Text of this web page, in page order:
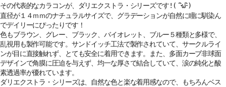
その代表的なカラコンが、ダリエクストラ・シリーズです!( ･ิω･ิ)
直径が１４ｍｍのナチュラルサイズで、グラデーションが自然に瞳に馴染ん
でデイリーにぴったりです！
色もブラウン、グレー、ブラック、バイオレット、ブルー５種類と多様で、
乱視用も製作可能です。サンドイッチ工法で製作されていて、サークルライ
ンが目に直接触れず、とても安全に着用できます。また、多面カーブ非球面
デザインで角膜に圧迫を与えず、均一な厚さで結合していて、涙の純化と酸
素透過率が優れています。
ダリエクストラ・シリーズは、自然な色と楽な着用感なので、もちろんベス